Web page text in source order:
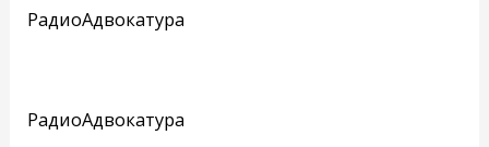
РадиоАдвокатура
РадиоАдвокатура